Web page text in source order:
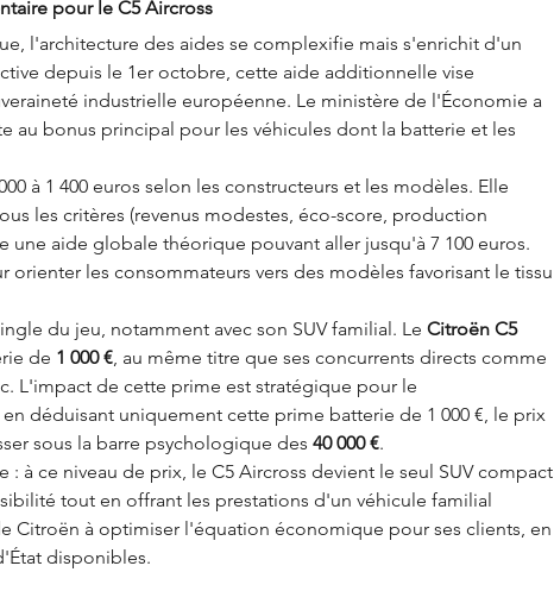
pour le C5 Aircross
l'architecture des aides se complexifie mais s'enrichit d'un
depuis le 1er octobre, cette aide additionnelle vise
industrielle européenne. Le ministère de l'Économie a
au bonus principal pour les véhicules dont la batterie et les
à 1 400 euros selon les constructeurs et les modèles. Elle
les critères (revenus modestes, éco-score, production
aide globale théorique pouvant aller jusqu'à 7 100 euros.
les consommateurs vers des modèles favorisant le tissu
du jeu, notamment avec son SUV familial. Le Citroën C5
de 1 000 €, au même titre que ses concurrents directs comme
L'impact de cette prime est stratégique pour le
déduisant uniquement cette prime batterie de 1 000 €, le prix
sous la barre psychologique des 40 000 €.
à ce niveau de prix, le C5 Aircross devient le seul SUV compact
tout en offrant les prestations d'un véhicule familial
Citroën à optimiser l'équation économique pour ses clients, en
disponibles.